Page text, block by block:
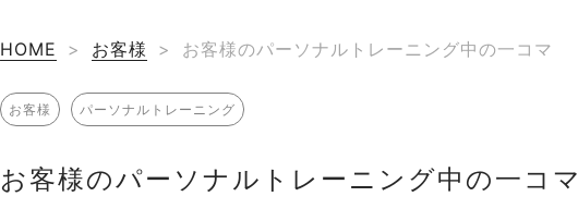
HOME > お客様 > お客様のパーソナルトレーニング中の一コマ
お客様 パーソナルトレーニング
お客様のパーソナルトレーニング中の一コマ